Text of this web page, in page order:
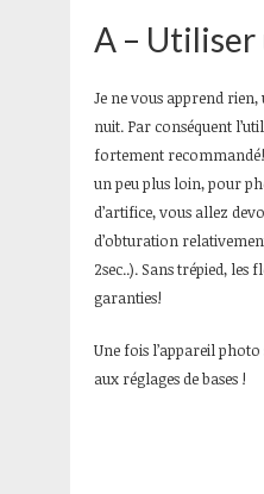
A –
Je ne vous apprend rien,
nuit. Par conséquent
fortement
un peu plus loin, pour
d’artifice, vous allez
d’obturation
2sec..). Sans trépied, les
garanties!
Une fois l’appareil
aux réglages de bases !